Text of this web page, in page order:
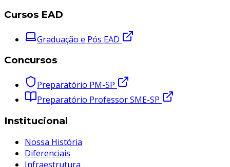
Cursos EAD
Graduação e Pós EAD
Concursos
Preparatório PM-SP
Preparatório Professor SME-SP
Institucional
Nossa História
Diferenciais
Infraestrutura